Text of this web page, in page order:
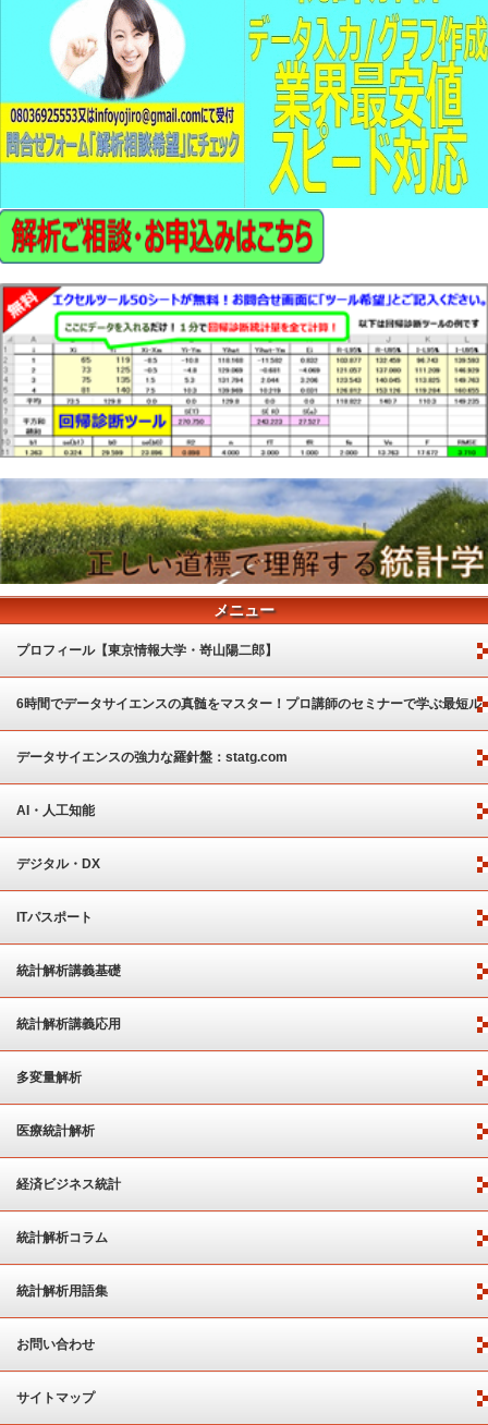
メニュー
プロフィール【東京情報大学・嵜山陽二郎】
6時間でデータサイエンスの真髄をマスター！プロ講師のセミナーで学ぶ最短ル
ート
データサイエンスの強力な羅針盤：statg.com
AI・人工知能
デジタル・DX
ITパスポート
統計解析講義基礎
統計解析講義応用
多変量解析
医療統計解析
経済ビジネス統計
統計解析コラム
統計解析用語集
お問い合わせ
サイトマップ